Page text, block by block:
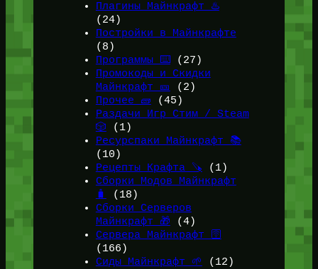
Плагины Майнкрафт ♨️
(24)
Постройки в Майнкрафте
(8)
Программы ⌨️(27)
Промокоды и Скидки
Майнкрафт 🎫
(2)
Прочее 🧱 (45)
Раздачи Игр Стим / Steam
🎲 (1)
Ресурспаки Майнкрафт 📚
(10)
Рецепты Крафта 🪚 (1)
Сборки Модов Майнкрафт
🧳
(18)
Сборки Серверов
Майнкрафт 🎁 (4)
Сервера Майнкрафт 🛜
(166)
Сиды Майнкрафт 🌱
(12)